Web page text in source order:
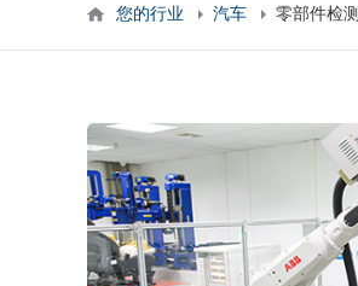
您的行业 汽车 零部件检测